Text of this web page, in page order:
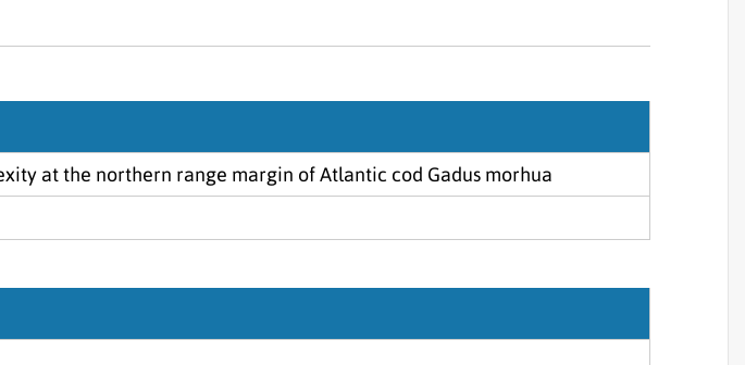
at the northern range margin of Atlantic cod Gadus morhua